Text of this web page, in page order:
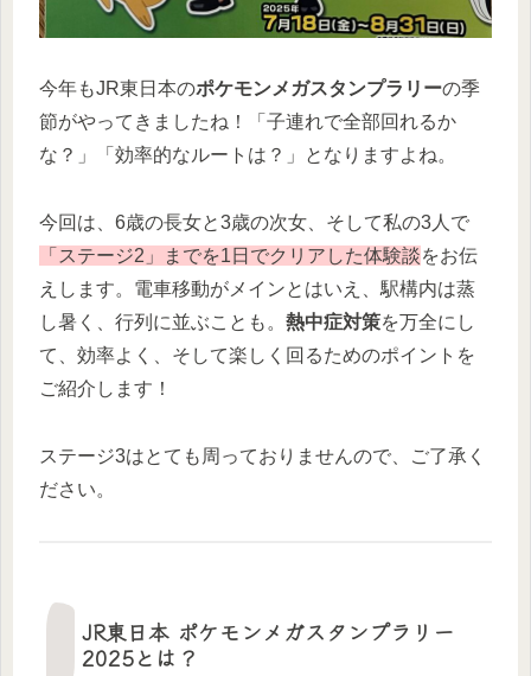
今年もJR東日本のポケモンメガスタンプラリーの季
節がやってきましたね！「子連れで全部回れるか
な？」「効率的なルートは？」となりますよね。
今回は、6歳の長女と3歳の次女、そして私の3人で
「ステージ2」までを1日でクリアした体験談をお伝
えします。電車移動がメインとはいえ、駅構内は蒸
し暑く、行列に並ぶことも。 熱中症対策を万全にし
て、効率よく、そして楽しく回るためのポイントを
ご紹介します！
ステージ3はとても周っておりませんので、ご了承く
ださい。
JR東日本 ポケモンメガスタンプラリー
2025とは？